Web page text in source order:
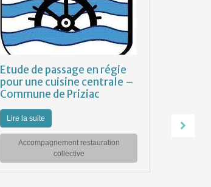
Etude de passage en régie
pour une cuisine centrale –
Commune de Priziac
Lire la suite
Accompagnement restauration
collective
Cœur